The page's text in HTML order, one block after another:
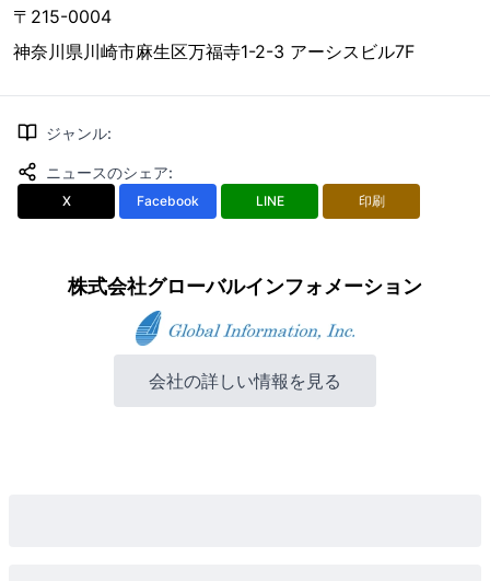
〒215-0004
神奈川県川崎市麻生区万福寺1-2-3 アーシスビル7F
ジャンル:
ニュースのシェア:
X Facebook LINE 印刷
株式会社グローバルインフォメーション
会社の詳しい情報を見る